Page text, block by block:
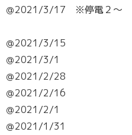
＠2021/3/17 ※停電２～
＠2021/3/15
＠2021/3/1
＠2021/2/28
＠2021/2/16
＠2021/2/1
＠2021/1/31